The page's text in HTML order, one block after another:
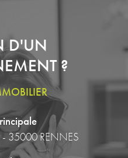
D'UN
?
35000 RENNES